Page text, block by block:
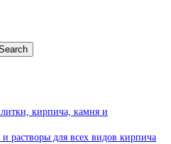
кирпича, камня и
растворы для всех видов кирпича